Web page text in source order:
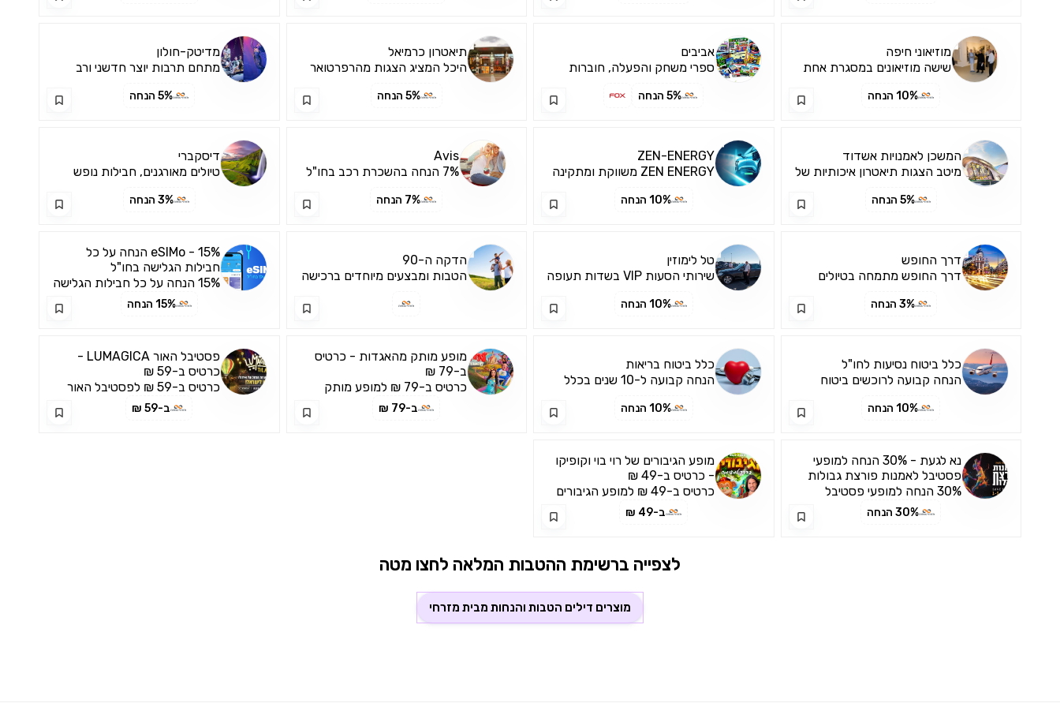
מוזיאוני חיפה
שישה מוזיאונים במסגרת אחת
10% הנחה
אביבים
ספרי משחק והפעלה, חוברות
5% הנחה
תיאטרון כרמיאל
היכל המציג הצגות מהרפרטואר
5% הנחה
מדיטק-חולון
מתחם תרבות יוצר חדשני ורב
5% הנחה
המשכן לאמנויות אשדוד
מיטב הצגות תיאטרון איכותיות של
5% הנחה
ZEN-ENERGY
ZEN ENERGY משווקת ומתקינה
10% הנחה
Avis
7% הנחה בהשכרת רכב בחו"ל
7% הנחה
דיסקברי
טיולים מאורגנים, חבילות נופש
3% הנחה
דרך החופש
דרך החופש מתמחה בטיולים
3% הנחה
טל לימוזין
שירותי הסעות VIP בשדות תעופה
10% הנחה
הדקה ה-90
הטבות ומבצעים מיוחדים ברכישה
eSIMo - 15% הנחה על כל
חבילות הגלישה בחו"ל
15% הנחה על כל חבילות הגלישה
15% הנחה
כלל ביטוח נסיעות לחו"ל
הנחה קבועה לרוכשים ביטוח
10% הנחה
כלל ביטוח בריאות
הנחה קבועה ל-10 שנים בכלל
10% הנחה
מופע מותק מהאגדות - כרטיס
ב-79 ₪
כרטיס ב-79 ₪ למופע מותק
מהאגדות ב-79 ₪
פסטיבל האור LUMAGICA -
כרטיס ב-59 ₪
כרטיס ב-59 ₪ לפסטיבל האור
LUMAGICA
ב-59 ₪
נא לגעת - 30% הנחה למופעי
פסטיבל לאמנות פורצת גבולות
30% הנחה למופעי פסטיבל
לאמנות פורצת גבולות
30% הנחה
מופע הגיבורים של רוי בוי וקופיקו
- כרטיס ב-49 ₪
כרטיס ב-49 ₪ למופע הגיבורים
של רוי בוי וקופיקו
ב-49 ₪
לצפייה ברשימת ההטבות המלאה לחצו מטה
מוצרים דילים הטבות והנחות מבית מזרחי